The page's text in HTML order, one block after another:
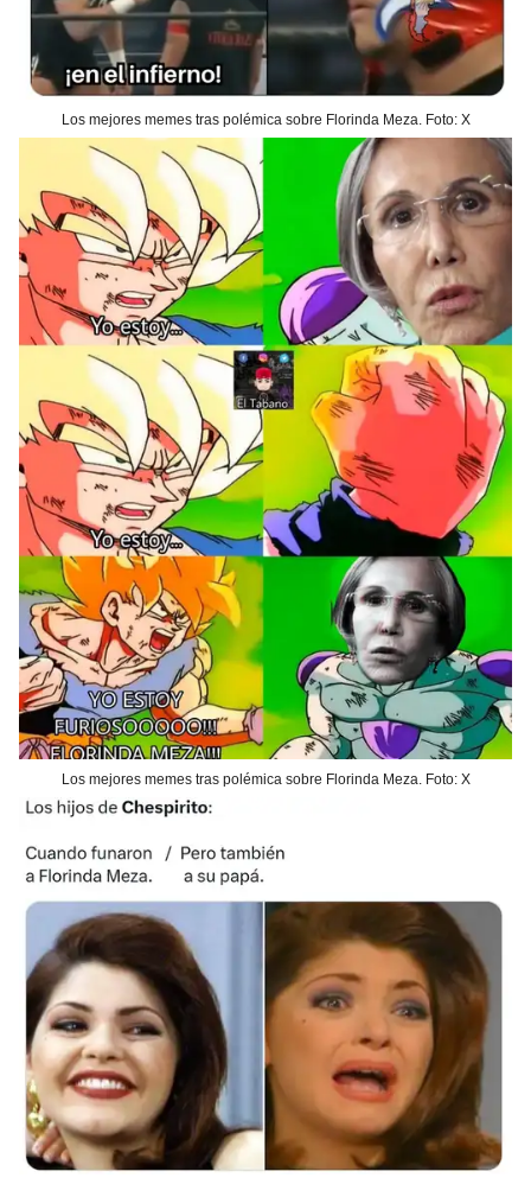
Los mejores memes tras polémica sobre Florinda Meza. Foto: X
Los mejores memes tras polémica sobre Florinda Meza. Foto: X